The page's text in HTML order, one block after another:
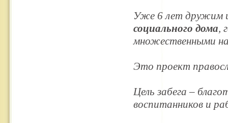
Уже 6 лет дружим
социального дома,
множественными
Это проект
Цель забега –
воспитанников и